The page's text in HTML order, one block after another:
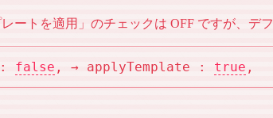
ートを適用」のチェックは OFF ですが、デ
: false , → applyTemplate : true ,